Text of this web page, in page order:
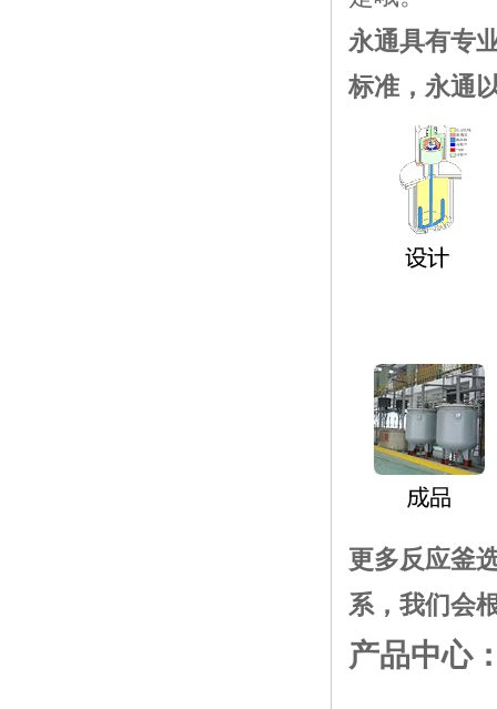
永通具有专
标准，永通
更多反应釜
系，我们会
产品中心